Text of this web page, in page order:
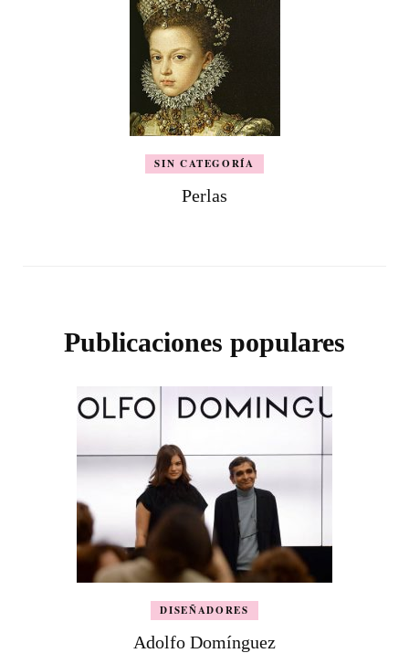
SIN CATEGORÍA
Perlas
Publicaciones populares
DISEÑADORES
Adolfo Domínguez